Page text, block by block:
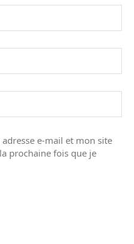
e-mail et mon site
prochaine fois que je